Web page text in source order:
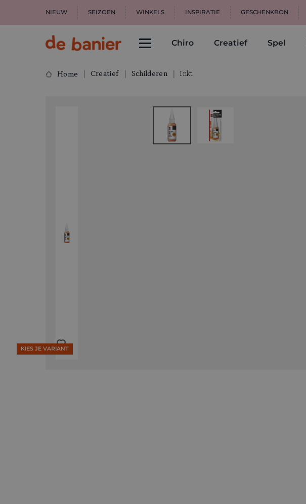
NIEUW SEIZOEN WINKELS INSPIRATIE GESCHENKBON
Chiro Creatief Spel
Home Creatief Schilderen Inkt
KIES JE VARIANT